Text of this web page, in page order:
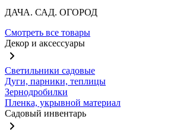
ДАЧА. САД. ОГОРОД
Смотреть все товары
Декор и аксессуары
Светильники садовые
Дуги, парники, теплицы
Зернодробилки
Пленка, укрывной материал
Садовый инвентарь